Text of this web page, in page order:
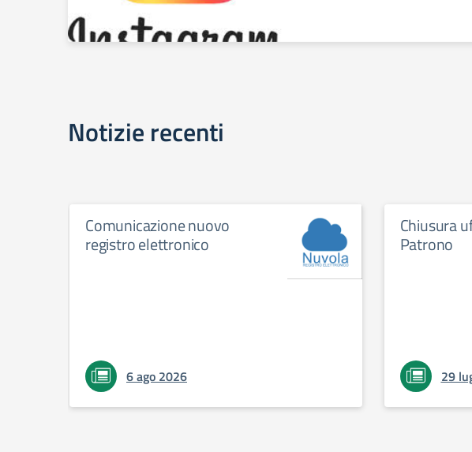
Notizie recenti
Comunicazione nuovo
registro elettronico
6 ago 2026
Chiusura
Patrono
29